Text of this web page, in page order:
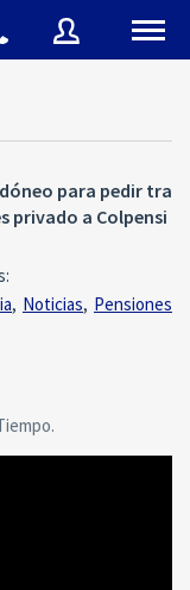
para pedir tra
privado a Colpensi
, Noticias, Pensiones